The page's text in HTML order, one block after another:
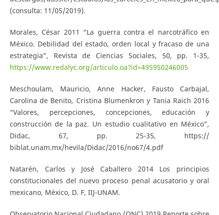
(consulta: 11/05/2019).
Morales, César 2011 “La guerra contra el narcotráfico en
México. Debilidad del estado, orden local y fracaso de una
estrategia”, Revista de Ciencias Sociales, 50, pp. 1-35,
https://www.redalyc.org/articulo.oa?id=495950246005
Meschoulam, Mauricio, Anne Hacker, Fausto Carbajal,
Carolina de Benito, Cristina Blumenkron y Tania Raich 2016
“Valores, percepciones, concepciones, educación y
construcción de la paz. Un estudio cualitativo en México”,
Didac, 67, pp. 25-35, https://
biblat.unam.mx/hevila/Didac/2016/no67/4.pdf
Natarén, Carlos y José Caballero 2014 Los principios
constitucionales del nuevo proceso penal acusatorio y oral
mexicano, México, D. F, IIJ-UNAM.